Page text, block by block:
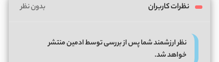
نظرات کاربران بدون نظر
نظر ارزشمند شما پس از بررسی توسط ادمین منتشر
خواهد شد.